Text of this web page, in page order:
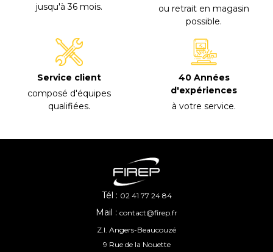
jusqu'à 36 mois.
ou retrait en magasin
possible.
Service client
composé d'équipes
qualifiées.
40 Années
d'expériences
à votre service.
Tél : 02 41 77 24 84
Mail : contact@firep.fr
Z.I. Angers-Beaucouzé
9 Rue de la Nouette